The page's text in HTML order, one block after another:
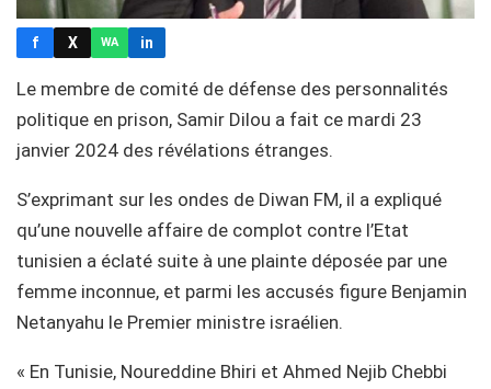
f X WA in
Le membre de comité de défense des personnalités
politique en prison, Samir Dilou a fait ce mardi 23
janvier 2024 des révélations étranges.
S’exprimant sur les ondes de Diwan FM, il a expliqué
qu’une nouvelle affaire de complot contre l’Etat
tunisien a éclaté suite à une plainte déposée par une
femme inconnue, et parmi les accusés figure Benjamin
Netanyahu le Premier ministre israélien.
« En Tunisie, Noureddine Bhiri et Ahmed Nejib Chebbi